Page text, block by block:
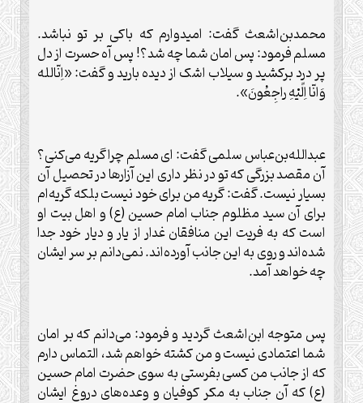
محمد‌بن‌اشعث گفت: امیدوارم که باکی بر تو نباشد.
مسلم فرمود: پس امان شما چه شد؟! پس آه حسرت از دل
پر درد برکشید و سیلاب اشک از دیده بارید و گفت: «اِنّالله
وَانّا اِلًیْهِ راجِعُونَ».
عبدالله‌بن‌عباس سلمی گفت: ای مسلم چرا گریه می‌کنی؟
آن مقصد بزرگی که تو در نظر داری این آزارها در تحصیل آن
بسیار نیست. گفت: گریه من برای خود نیست بلکه گریه‌ام
برای آن سید مظلوم جناب امام حسین (ع) و اهل بیت او
است که به فریت این منافقان غدار از یار و دیار خود جدا
شده‌اند و روی به این جانب آورده‌اند. نمی‌دانم بر سر ایشان
چه خواهد آمد.
پس متوجه ابن‌اشعث گردید و فرمود: می‌دانم که بر امان
شما اعتمادی نیست و من کشته خواهم شد، التماس دارم
که از جانب من کسی بفرستی به سوی حضرت امام حسین
(ع) که آن جناب به مکر کوفیان و وعده‌های دروغ ایشان